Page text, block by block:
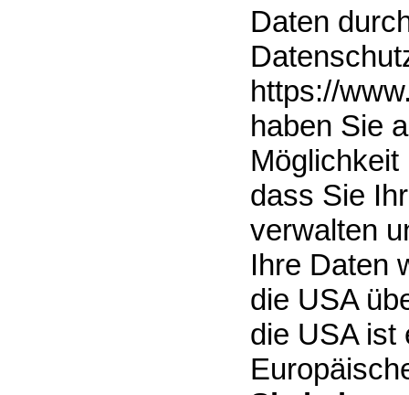
Daten
https://
haben Sie
dass Sie
verwalten
Ihre Daten
die USA
die USA ist